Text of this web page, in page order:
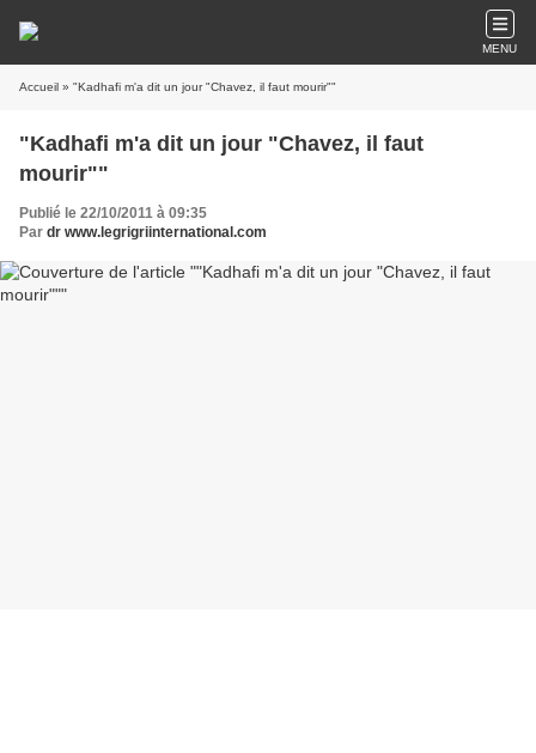
MENU
Accueil » "Kadhafi m'a dit un jour "Chavez, il faut mourir""
"Kadhafi m'a dit un jour "Chavez, il faut
mourir""
Publié le 22/10/2011 à 09:35
Par dr www.legrigriinternational.com